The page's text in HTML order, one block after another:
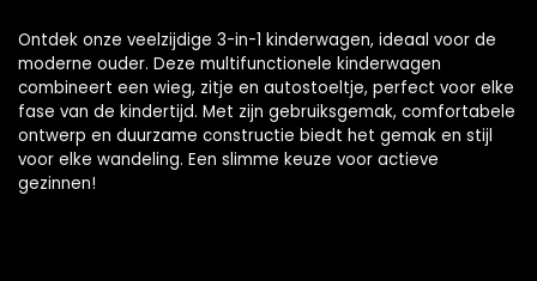
Ontdek onze veelzijdige 3-in-1 kinderwagen, ideaal voor de
moderne ouder. Deze multifunctionele kinderwagen
combineert een wieg, zitje en autostoeltje, perfect voor elke
fase van de kindertijd. Met zijn gebruiksgemak, comfortabele
ontwerp en duurzame constructie biedt het gemak en stijl
voor elke wandeling. Een slimme keuze voor actieve
gezinnen!